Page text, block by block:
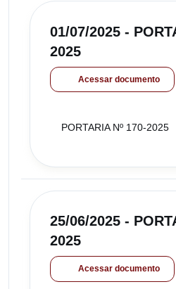
01/07/2025 -
2025
Acessar documento
PORTARIA Nº 170-2025
25/06/2025 -
2025
Acessar documento